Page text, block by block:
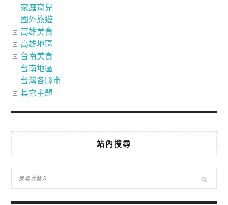
家庭育兒
國外旅遊
高雄美食
高雄地區
台南美食
台南地區
台灣各縣市
其它主題
站內搜尋